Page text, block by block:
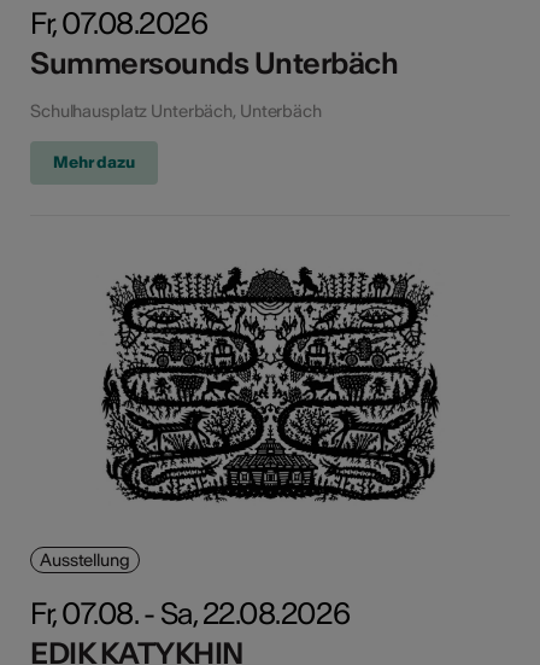
Fr, 07.08.2026
Summersounds Unterbäch
Schulhausplatz Unterbäch, Unterbäch
Mehr dazu
Ausstellung
Fr, 07.08. - Sa, 22.08.2026
EDIK KATYKHIN